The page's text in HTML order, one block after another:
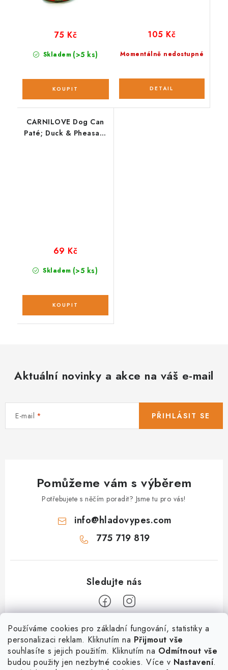
Používáme cookies pro základní fungování, statistiky a
personalizaci reklam. Kliknutím na Přijmout vše
souhlasíte s jejich použitím. Kliknutím na Odmítnout vše
budou použity jen nezbytné cookies. Více v Nastavení.
Skladem (>5 ks)
75 Kč
Momentálně nedostupné
105 Kč
CARNILOVE Dog Can
Paté; Duck & Pheasant
Skladem (>5 ks)
69 Kč
Aktuální novinky a akce na váš e-mail
E-mail PŘIHLÁSIT SE
Pomůžeme vám s výběrem
Potřebujete s něčím poradit? Jsme tu pro vás!
info@hladovypes.com
775 719 819
Informace